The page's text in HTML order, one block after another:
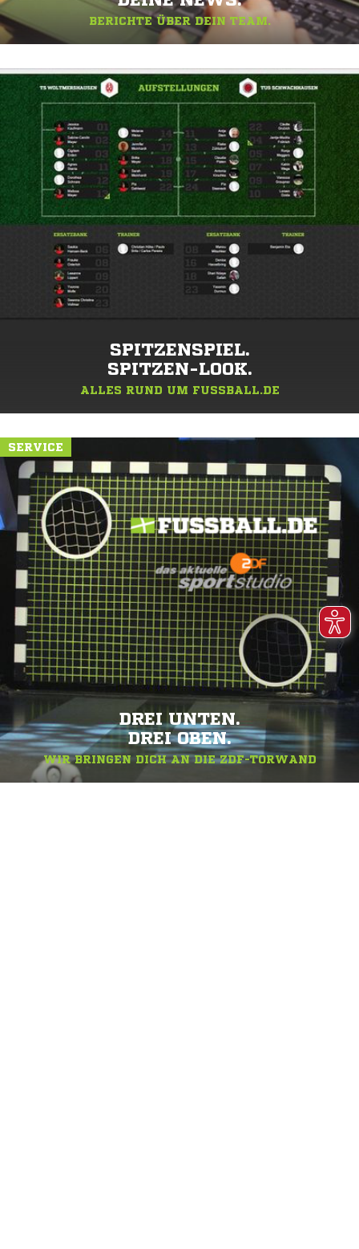
BERICHTE ÜBER DEIN TEAM.
SPITZENSPIEL.
SPITZEN-LOOK.
ALLES RUND UM FUSSBALL.DE
SERVICE
DREI UNTEN.
DREI OBEN.
WIR BRINGEN DICH AN DIE ZDF-TORWAND